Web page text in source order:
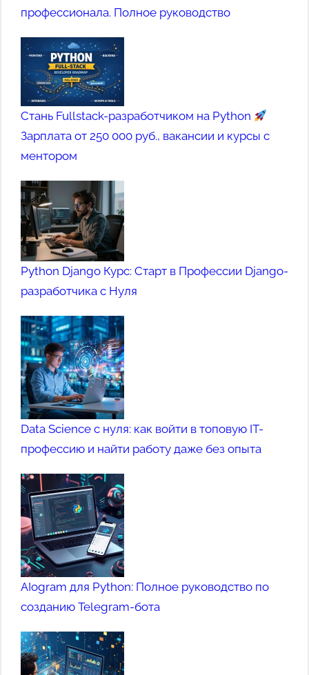
профессионала. Полное руководство
Стань Fullstack-разработчиком на Python
Зарплата от 250 000 руб., вакансии и курсы с
ментором
Python Django Курс: Старт в Профессии Django-
разработчика с Нуля
Data Science с нуля: как войти в топовую IT-
профессию и найти работу даже без опыта
AIogram для Python: Полное руководство по
созданию Telegram-бота